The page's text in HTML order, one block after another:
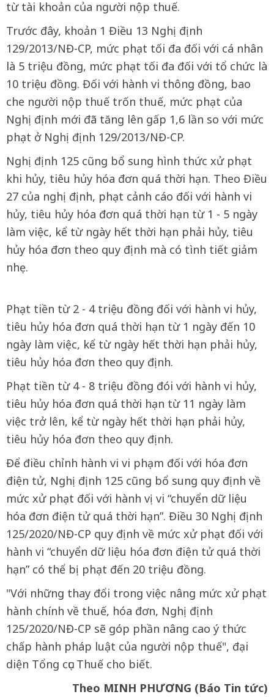
từ tài khoản của người nộp thuế.
Trước đây, khoản 1 Điều 13 Nghị định
129/2013/NĐ-CP, mức phạt tối đa đối với cá nhân
là 5 triệu đồng, mức phạt tối đa đối với tổ chức là
10 triệu đồng. Đối với hành vi thông đồng, bao
che người nộp thuế trốn thuế, mức phạt của
Nghị định mới đã tăng lên gấp 1,6 lần so với mức
phạt ở Nghị định 129/2013/NĐ-CP.
Nghị định 125 cũng bổ sung hình thức xử phạt
khi hủy, tiêu hủy hóa đơn quá thời hạn. Theo Điều
27 của nghị định, phạt cảnh cáo đối với hành vi
hủy, tiêu hủy hóa đơn quá thời hạn từ 1 - 5 ngày
làm việc, kể từ ngày hết thời hạn phải hủy, tiêu
hủy hóa đơn theo quy định mà có tình tiết giảm
nhẹ.
Phạt tiền từ 2 - 4 triệu đồng đối với hành vi hủy,
tiêu hủy hóa đơn quá thời hạn từ 1 ngày đến 10
ngày làm việc, kể từ ngày hết thời hạn phải hủy,
tiêu hủy hóa đơn theo quy định.
Phạt tiền từ 4 - 8 triệu đồng đói với hành vi hủy,
tiêu hủy hóa đơn quá thời hạn từ 11 ngày làm
việc trở lên, kể từ ngày hết thời hạn phải hủy,
tiêu hủy hóa đơn theo quy định.
Để điều chỉnh hành vi vi phạm đối với hóa đơn
điện tử, Nghị định 125 cũng bổ sung quy định về
mức xử phạt đối với hành vị vi “chuyển dữ liệu
hóa đơn điện tử quá thời hạn”. Điều 30 Nghị định
125/2020/NĐ-CP quy định về mức xử phạt đối với
hành vi “chuyển dữ liệu hóa đơn điện tử quá thời
hạn” có thể bị phạt đến 20 triệu đồng.
"Với những thay đổi trong việc nâng mức xử phạt
hành chính về thuế, hóa đơn, Nghị định
125/2020/NĐ-CP sẽ góp phần nâng cao ý thức
chấp hành pháp luật của người nộp thuế", đại
diện Tổng cục Thuế cho biết.
Theo MINH PHƯƠNG (Báo Tin tức)